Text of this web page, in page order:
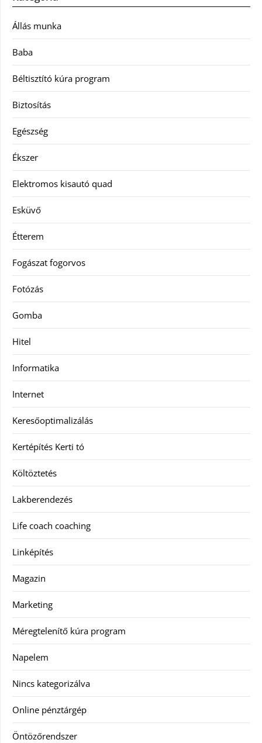
Állás munka
Baba
Béltisztító kúra program
Biztosítás
Egészség
Ékszer
Elektromos kisautó quad
Esküvő
Étterem
Fogászat fogorvos
Fotózás
Gomba
Hitel
Informatika
Internet
Keresőoptimalizálás
Kertépítés Kerti tó
Költöztetés
Lakberendezés
Life coach coaching
Linképítés
Magazin
Marketing
Méregtelenítő kúra program
Napelem
Nincs kategorizálva
Online pénztárgép
Öntözőrendszer